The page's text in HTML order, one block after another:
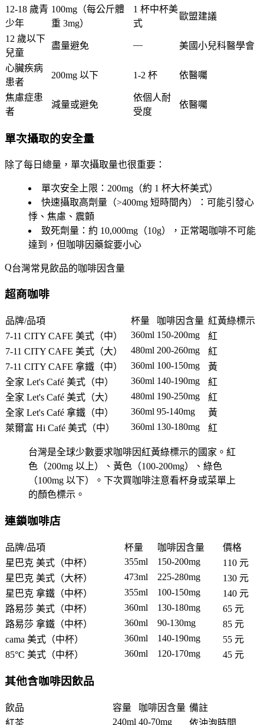
12-18 歲青
少年
100mg（每公斤體
重 3mg）
1 杯中杯美
式
歐盟建議
12 歲以下
兒童
盡量避免 — 美國小兒科醫學會
心臟疾病
患者
200mg 以下 1-2 杯 依醫囑
焦慮症患
者
減量或避免
依個人耐
受度
依醫囑
單次攝取的安全量
除了每日總量，單次攝取量也很重要：
單次安全上限 ：200mg（約 1 杯大杯美式）
快速攝取高劑量 （>400mg 短時間內）：可能引發心
悸、焦慮、震顫
致死劑量 ：約 10,000mg（10g），正常喝咖啡不可能
達到，但咖啡因藥錠要小心
台灣常見飲品的咖啡因含量
超商咖啡
品牌/品項 杯量 咖啡因含量 紅黃綠標示
7-11 CITY CAFE 美式（中）
360ml 150-200mg
紅
7-11 CITY CAFE 美式（大）
480ml 200-260mg
紅
7-11 CITY CAFE 拿鐵（中）
360ml 100-150mg
黃
全家 Let's Café 美式（中）
360ml 140-190mg
紅
全家 Let's Café 美式（大）
480ml 190-250mg
紅
全家 Let's Café 拿鐵（中）
360ml 95-140mg
黃
萊爾富 Hi Café 美式（中）
360ml 130-180mg 紅
台灣是全球少數要求咖啡因紅黃綠標示的國家。紅
色（200mg 以上）、黃色（100-200mg）、綠色
（100mg 以下）。下次買咖啡注意看杯身或菜單上
的顏色標示。
連鎖咖啡店
品牌/品項 杯量 咖啡因含量
價格
星巴克 美式（中杯）
355ml 150-200mg
110 元
星巴克 美式（大杯）
473ml 225-280mg
130 元
星巴克 拿鐵（中杯）
355ml 100-150mg
140 元
路易莎 美式（中杯）
360ml 130-180mg
65 元
路易莎 拿鐵（中杯）
360ml 90-130mg
85 元
cama 美式（中杯）
360ml 140-190mg
55 元
85°C 美式（中杯）
360ml 120-170mg 45 元
其他含咖啡因飲品
飲品 容量 咖啡因含量 備註
紅茶
240ml 40-70mg 依沖泡時間